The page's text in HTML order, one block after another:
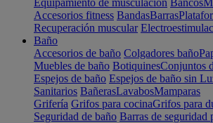
Equipamiento de musculación Bancos
Accesorios fitness BandasBarras
Recuperación muscular
Baño
Accesorios de baño Colgadores baño
Muebles de baño BotiquinesConjuntos
Espejos de baño Espejos de baño sin
Sanitarios BañerasLavabosMamparas
Grifería Grifos para cocinaGrifos para
Seguridad de baño Barras de seguridad